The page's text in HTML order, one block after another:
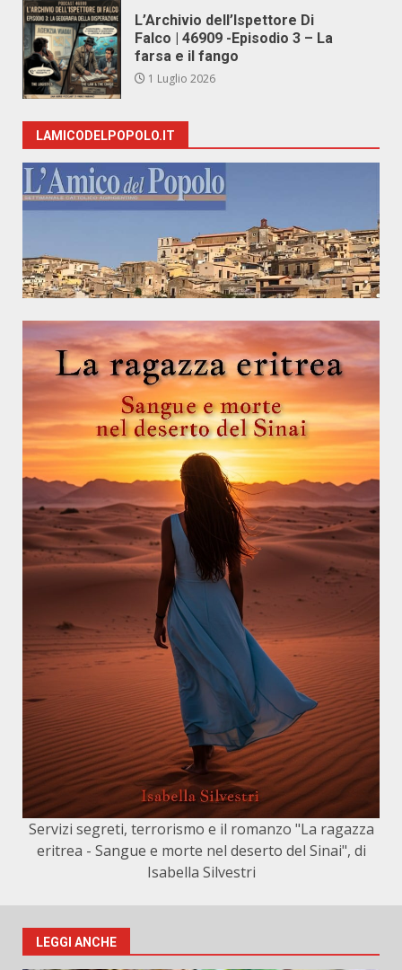
L’Archivio dell’Ispettore Di
Falco | 46909 -Episodio 3 – La
farsa e il fango
1 Luglio 2026
LAMICODELPOPOLO.IT
Servizi segreti, terrorismo e il romanzo "La ragazza
eritrea - Sangue e morte nel deserto del Sinai", di
Isabella Silvestri
LEGGI ANCHE